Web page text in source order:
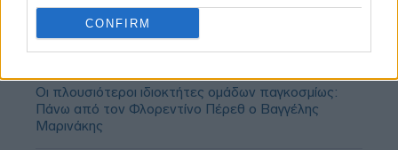
CONFIRM
Ολυμπιακός, Γουόκαπ: Δεν υπάρχει οπισθοχώρηση
από την αρχική τιμή πώλησης των 3 εκατομμυρίων
Οι πλουσιότεροι ιδιοκτήτες ομάδων παγκοσμίως:
Πάνω από τον Φλορεντίνο Πέρεθ ο Βαγγέλης
Μαρινάκης